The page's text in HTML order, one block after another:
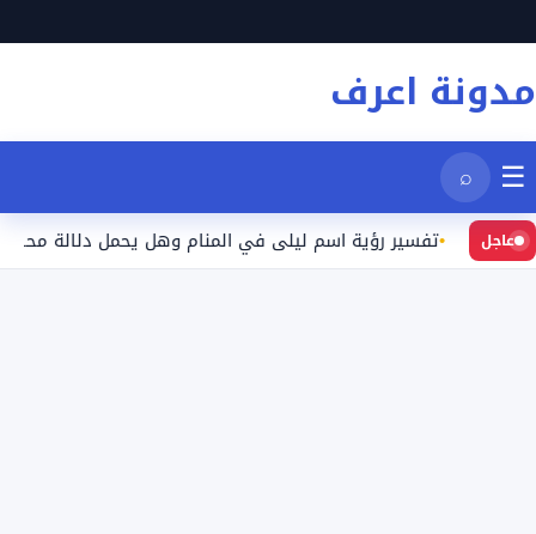
إلى
المحتوى
مدونة اعرف
☰
⌕
عاجلتفسير رؤية اسم ليلى في المنام وهل يحمل دلالة محددة؟